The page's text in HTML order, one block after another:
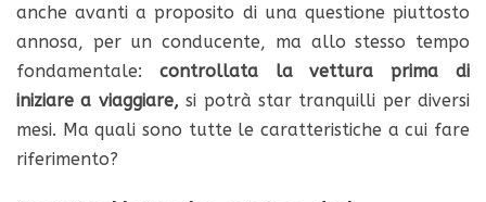
anche avanti a proposito di una questione piuttosto
annosa, per un conducente, ma allo stesso tempo
fondamentale: controllata la vettura prima di
iniziare a viaggiare,si potrà star tranquilli per diversi
mesi. Ma quali sono tutte le caratteristiche a cui fare
riferimento?